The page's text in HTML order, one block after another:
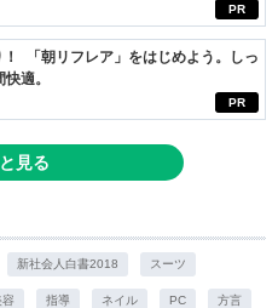
PR
PR
「朝リフレア」をはじめよう。しっ
適。
見る
新社会人白書2018 スーツ
容 指導 ネイル PC 方言